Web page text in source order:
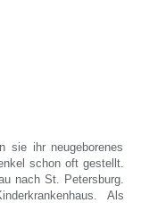
sie ihr neugeborenes
schon oft gestellt.
nach St. Petersburg.
Als